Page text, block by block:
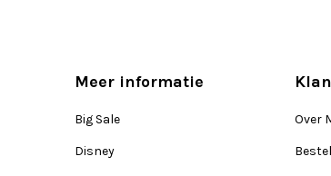
Meer informatie
Big Sale
Disney
Over